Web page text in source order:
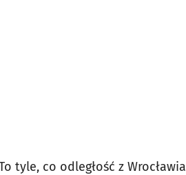
tyle, co odległość z Wrocławia